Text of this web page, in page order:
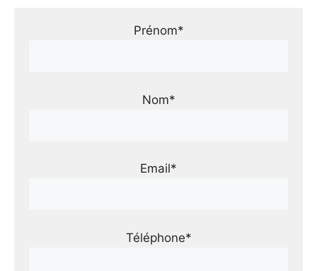
Prénom*
Nom*
Email*
Téléphone*